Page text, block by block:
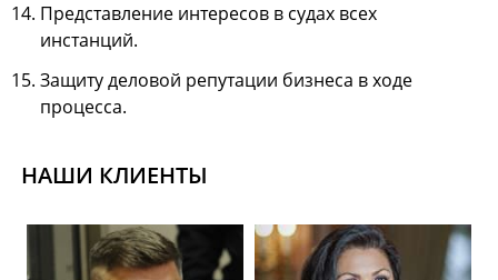
Представление интересов в судах всех
инстанций.
Защиту деловой репутации бизнеса в ходе
процесса.
НАШИ КЛИЕНТЫ